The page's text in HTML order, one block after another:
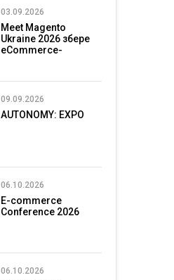
03.09.2026
Meet Magento
Ukraine 2026 збере
eCommerce-
09.09.2026
AUTONOMY: EXPO
06.10.2026
E-commerce
Conference 2026
06.10.2026